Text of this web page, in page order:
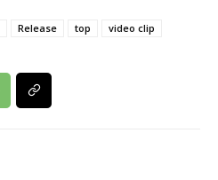
Release top video clip